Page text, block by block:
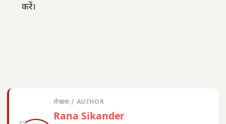
करें।
लेखक / AUTHOR
Rana Sikander